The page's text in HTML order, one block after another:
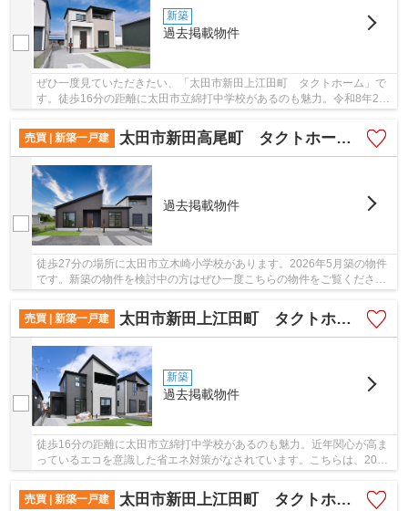
新築
過去掲載物件
ぜひ一度見ていただきたい、「太田市新田上江田町 タクトホーム」で
す。徒歩16分の距離に太田市立綿打中学校があるのも魅力。令和8年2月
売買 | 新築一戸建
太田市新田高尾町 タクトホーム 4号棟
過去掲載物件
徒歩27分の場所に太田市立木崎小学校があります。2026年5月築の物件
です。新築の物件を検討中の方はぜひ一度こちらの物件をご覧くださ
売買 | 新築一戸建
太田市新田上江田町 タクトホーム
新築
過去掲載物件
徒歩16分の距離に太田市立綿打中学校があるのも魅力。近年関心が高ま
っているエコを意識した省エネ対策がなされています。こちらは、2026
売買 | 新築一戸建
太田市新田上江田町 タクトホーム